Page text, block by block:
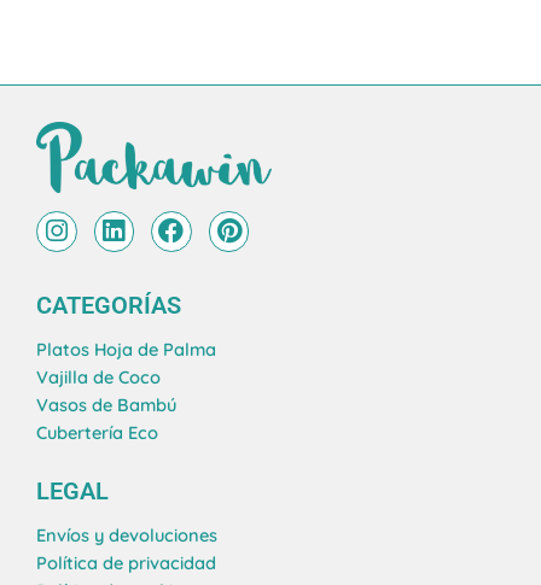
I
n
t
a
g
r
a
m
L
i
k
e
d
i
n
F
a
e
b
o
k
P
i
CATEGORÍAS
Platos Hoja de Palma
Vajilla de Coco
Vasos de Bambú
Cubertería Eco
LEGAL
Envíos y devoluciones
Política de privacidad